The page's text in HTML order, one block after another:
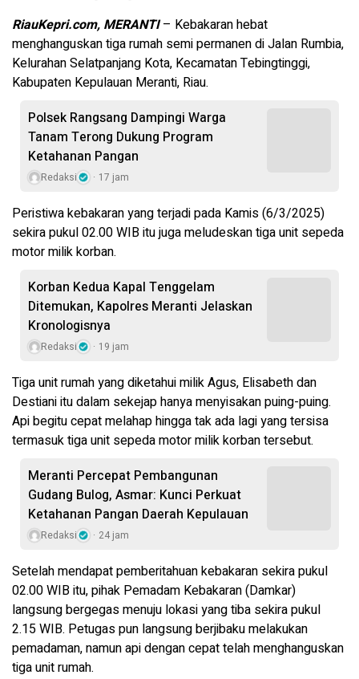
RiauKepri.com, MERANTI– Kebakaran hebat
menghanguskan tiga rumah semi permanen di Jalan Rumbia,
Kelurahan Selatpanjang Kota, Kecamatan Tebingtinggi,
Kabupaten Kepulauan Meranti, Riau.
Polsek Rangsang Dampingi Warga
Tanam Terong Dukung Program
Ketahanan Pangan
Redaksi 17 jam
Peristiwa kebakaran yang terjadi pada Kamis (6/3/2025)
sekira pukul 02.00 WIB itu juga meludeskan tiga unit sepeda
motor milik korban.
Korban Kedua Kapal Tenggelam
Ditemukan, Kapolres Meranti Jelaskan
Kronologisnya
Redaksi 19 jam
Tiga unit rumah yang diketahui milik Agus, Elisabeth dan
Destiani itu dalam sekejap hanya menyisakan puing-puing.
Api begitu cepat melahap hingga tak ada lagi yang tersisa
termasuk tiga unit sepeda motor milik korban tersebut.
Meranti Percepat Pembangunan
Gudang Bulog, Asmar: Kunci Perkuat
Ketahanan Pangan Daerah Kepulauan
Redaksi 24 jam
Setelah mendapat pemberitahuan kebakaran sekira pukul
02.00 WIB itu, pihak Pemadam Kebakaran (Damkar)
langsung bergegas menuju lokasi yang tiba sekira pukul
2.15 WIB. Petugas pun langsung berjibaku melakukan
pemadaman, namun api dengan cepat telah menghanguskan
tiga unit rumah.